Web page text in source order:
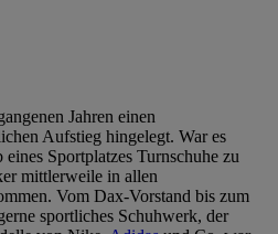
Jahren einen
Aufstieg hingelegt. War es
Sportplatzes Turnschuhe zu
mittlerweile in allen
Vom Dax-Vorstand bis zum
sportliches Schuhwerk, der